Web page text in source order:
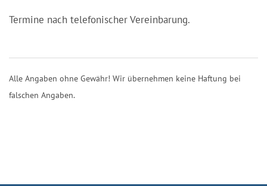
Termine nach telefonischer Vereinbarung.
Alle Angaben ohne Gewähr! Wir übernehmen keine Haftung bei
falschen Angaben.